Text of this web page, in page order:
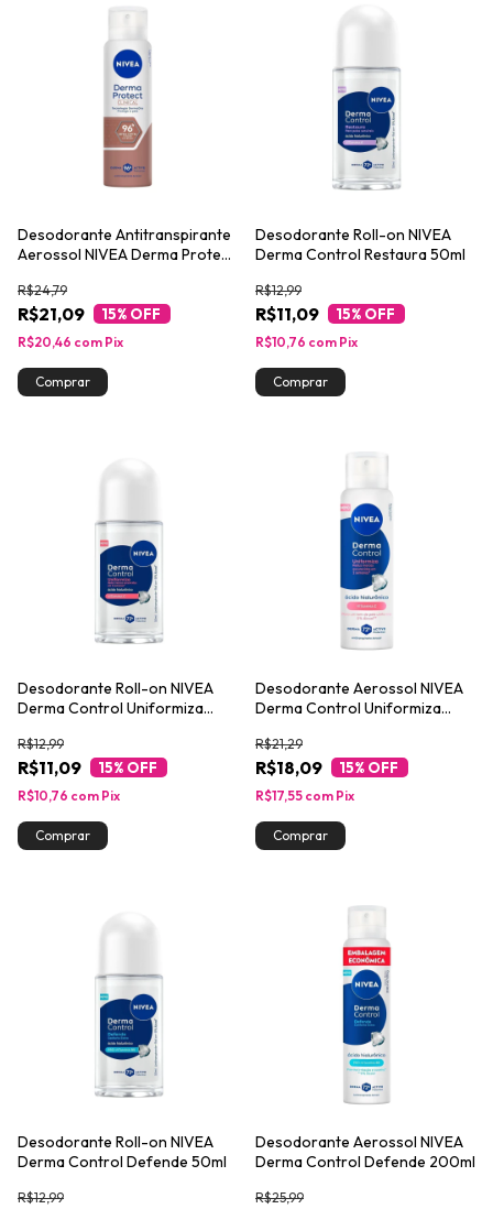
Desodorante Antitranspirante
Aerossol NIVEA Derma Protect
R$21,09
R$24,79
15% OFF
R$20,46 com Pix
Desodorante Roll-on NIVEA
Derma Control Restaura 50ml
R$11,09
R$12,99
15% OFF
R$10,76 com Pix
Desodorante Roll-on NIVEA
Derma Control Uniformiza
R$11,09
R$12,99
15% OFF
R$10,76 com Pix
Desodorante Aerossol NIVEA
Derma Control Uniformiza
R$18,09
R$21,29
15% OFF
R$17,55 com Pix
Desodorante Roll-on NIVEA
Derma Control Defende 50ml
R$12,99
Desodorante Aerossol NIVEA
Derma Control Defende 200ml
R$25,99